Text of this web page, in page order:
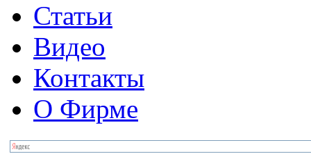
Статьи
Видео
Контакты
О Фирме